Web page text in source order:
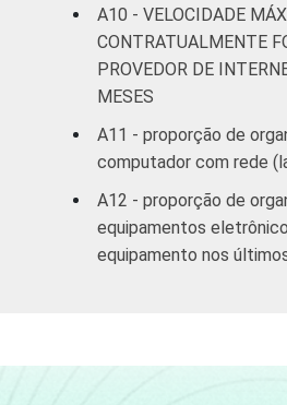
A10 - VELOCIDADE
CONTRATUALMENTE
PROVEDOR DE
MESES
A11 - proporção de
computador com rede
A12 - proporção de
equipamentos
equipamento nos